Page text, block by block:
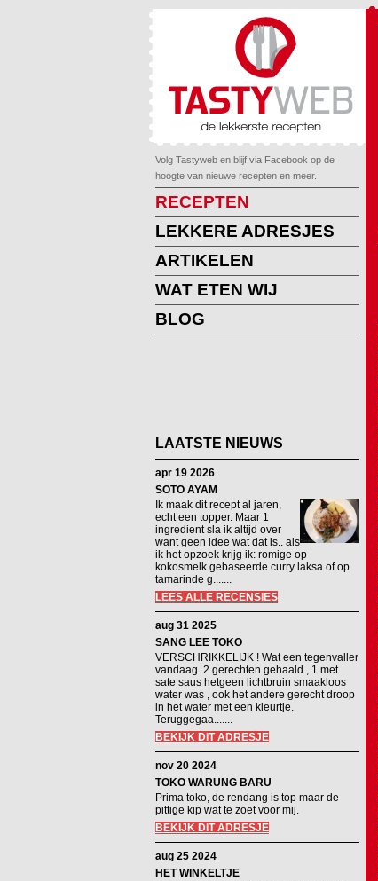
Volg Tastyweb en blijf via Facebook op de
hoogte van nieuwe recepten en meer.
RECEPTEN
LEKKERE ADRESJES
ARTIKELEN
WAT ETEN WIJ
BLOG
LAATSTE NIEUWS
apr 19 2026
SOTO AYAM
Ik maak dit recept al jaren,
echt een topper. Maar 1
ingredient sla ik altijd over
want geen idee wat dat is.. als
ik het opzoek krijg ik: romige op
kokosmelk gebaseerde curry laksa of op
tamarinde g.......
LEES ALLE RECENSIES
aug 31 2025
SANG LEE TOKO
VERSCHRIKKELIJK ! Wat een tegenvaller
vandaag. 2 gerechten gehaald , 1 met
sate saus hetgeen lichtbruin smaakloos
water was , ook het andere gerecht droop
in het water met een kleurtje.
Teruggegaa.......
BEKIJK DIT ADRESJE
nov 20 2024
TOKO WARUNG BARU
Prima toko, de rendang is top maar de
pittige kip wat te zoet voor mij.
BEKIJK DIT ADRESJE
aug 25 2024
HET WINKELTJE